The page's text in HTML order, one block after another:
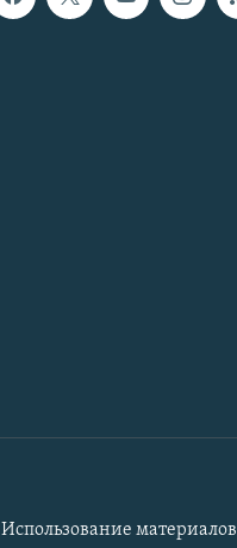
Использование материалов